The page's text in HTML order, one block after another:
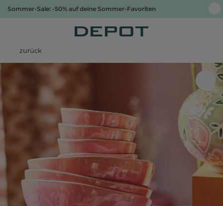
Sommer-Sale: -50% auf deine Sommer-Favoriten
zurück